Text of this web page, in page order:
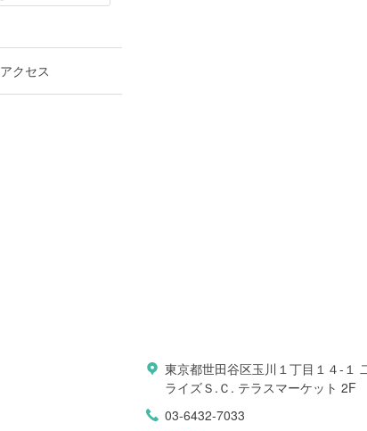
アクセス
東京都世田谷区玉川１丁目１４-１
ライズＳ.Ｃ. テラスマーケット 2F
03-6432-7033